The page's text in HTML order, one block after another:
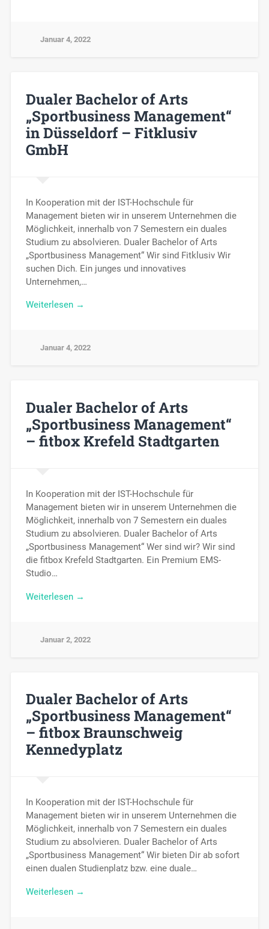
Januar 4, 2022
Dualer Bachelor of Arts
„Sportbusiness Management“
in Düsseldorf – Fitklusiv
GmbH
In Kooperation mit der IST-Hochschule für
Management bieten wir in unserem Unternehmen die
Möglichkeit, innerhalb von 7 Semestern ein duales
Studium zu absolvieren. Dualer Bachelor of Arts
„Sportbusiness Management“ Wir sind Fitklusiv Wir
suchen Dich. Ein junges und innovatives
Unternehmen,…
Weiterlesen →
Januar 4, 2022
Dualer Bachelor of Arts
„Sportbusiness Management“
– fitbox Krefeld Stadtgarten
In Kooperation mit der IST-Hochschule für
Management bieten wir in unserem Unternehmen die
Möglichkeit, innerhalb von 7 Semestern ein duales
Studium zu absolvieren. Dualer Bachelor of Arts
„Sportbusiness Management“ Wer sind wir? Wir sind
die fitbox Krefeld Stadtgarten. Ein Premium EMS-
Studio…
Weiterlesen →
Januar 2, 2022
Dualer Bachelor of Arts
„Sportbusiness Management“
– fitbox Braunschweig
Kennedyplatz
In Kooperation mit der IST-Hochschule für
Management bieten wir in unserem Unternehmen die
Möglichkeit, innerhalb von 7 Semestern ein duales
Studium zu absolvieren. Dualer Bachelor of Arts
„Sportbusiness Management“ Wir bieten Dir ab sofort
einen dualen Studienplatz bzw. eine duale…
Weiterlesen →